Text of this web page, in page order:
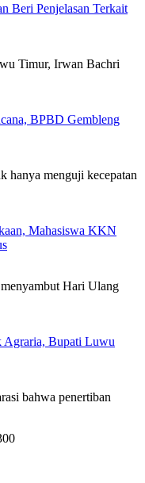
Beri Penjelasan Terkait
Timur, Irwan Bachri
BPBD Gembleng
menguji kecepatan
Mahasiswa KKN
Hari Ulang
Agraria, Bupati Luwu
bahwa penertiban